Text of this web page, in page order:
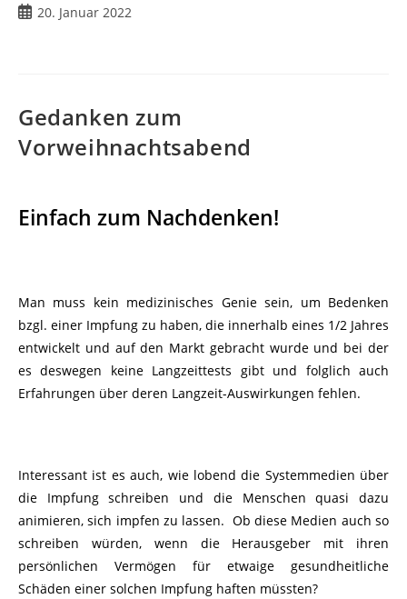
20. Januar 2022
Gedanken zum
Vorweihnachtsabend
Einfach zum Nachdenken!
Man muss kein medizinisches Genie sein, um Bedenken
bzgl. einer Impfung zu haben, die innerhalb eines 1/2 Jahres
entwickelt und auf den Markt gebracht wurde und bei der
es deswegen keine Langzeittests gibt und folglich auch
Erfahrungen über deren Langzeit-Auswirkungen fehlen.
Interessant ist es auch, wie lobend die Systemmedien über
die Impfung schreiben und die Menschen quasi dazu
animieren, sich impfen zu lassen. Ob diese Medien auch so
schreiben würden, wenn die Herausgeber mit ihren
persönlichen Vermögen für etwaige gesundheitliche
Schäden einer solchen Impfung haften müssten?